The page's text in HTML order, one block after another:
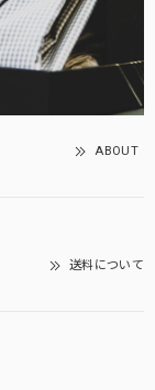
ABOUT
送料について